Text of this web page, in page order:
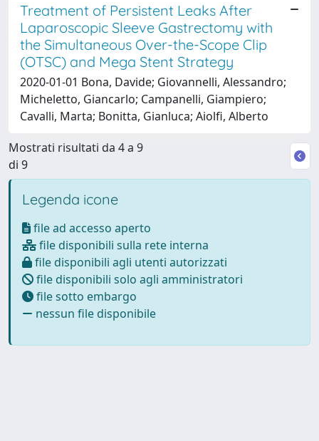
Treatment of Persistent Leaks After
Laparoscopic Sleeve Gastrectomy with
the Simultaneous Over-the-Scope Clip
(OTSC) and Mega Stent Strategy
2020-01-01 Bona, Davide; Giovannelli, Alessandro;
Micheletto, Giancarlo; Campanelli, Giampiero;
Cavalli, Marta; Bonitta, Gianluca; Aiolfi, Alberto
Mostrati risultati da 4 a 9
di 9
Legenda icone
file ad accesso aperto
file disponibili sulla rete interna
file disponibili agli utenti autorizzati
file disponibili solo agli amministratori
file sotto embargo
nessun file disponibile